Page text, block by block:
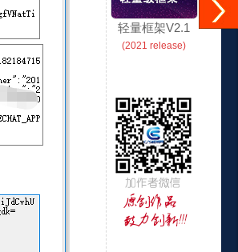
轻量框架V2.1
(2021 release)